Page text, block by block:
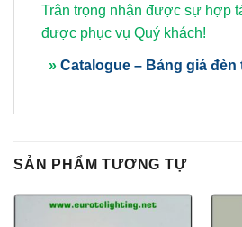
Trân trọng nhận được sự hợp
được phục vụ Quý khách!
» Catalogue – Bảng giá
SẢN PHẨM TƯƠNG TỰ